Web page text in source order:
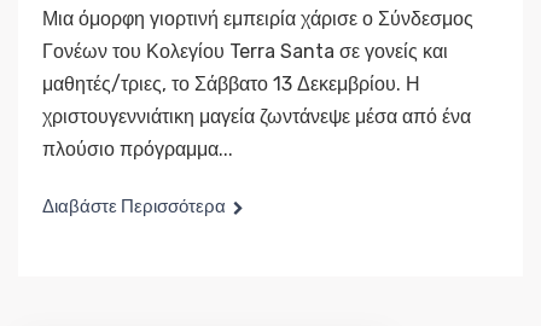
Μια όμορφη γιορτινή εμπειρία χάρισε ο Σύνδεσμος
Γονέων του Κολεγίου Terra Santa σε γονείς και
μαθητές/τριες, το Σάββατο 13 Δεκεμβρίου. Η
χριστουγεννιάτικη μαγεία ζωντάνεψε μέσα από ένα
πλούσιο πρόγραμμα...
Διαβάστε Περισσότερα